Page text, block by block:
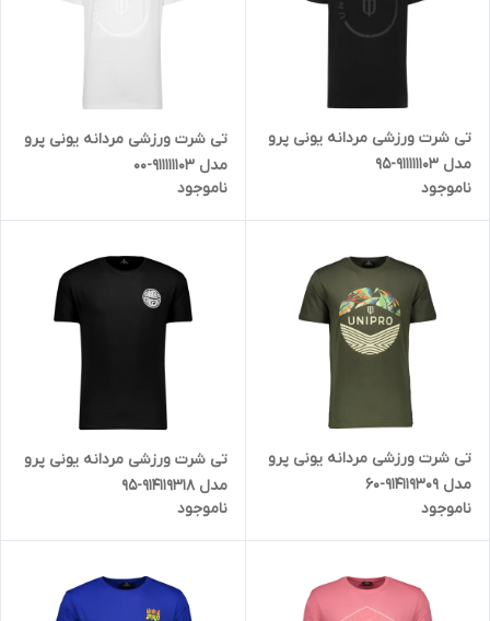
تی شرت ورزشی مردانه یونی پرو
مدل 911111103-95
ناموجود
تی شرت ورزشی مردانه یونی پرو
مدل 911111103-00
ناموجود
تی شرت ورزشی مردانه یونی پرو
مدل 914119309-60
ناموجود
تی شرت ورزشی مردانه یونی پرو
مدل 914119318-95
ناموجود